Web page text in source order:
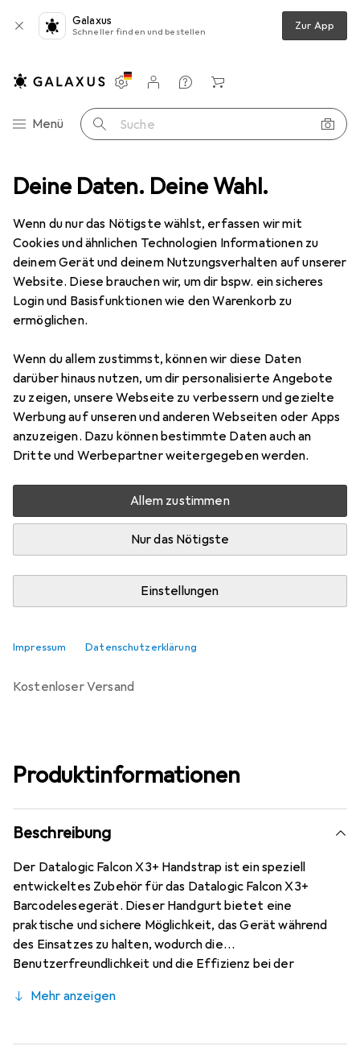
Deine Daten. Deine Wahl.
Wenn du nur das Nötigste wählst, erfassen wir mit
Cookies und ähnlichen Technologien Informationen zu
deinem Gerät und deinem Nutzungsverhalten auf unserer
Website. Diese brauchen wir, um dir bspw. ein sicheres
Login und Basisfunktionen wie den Warenkorb zu
ermöglichen.
Wenn du allem zustimmst, können wir diese Daten
darüber hinaus nutzen, um dir personalisierte Angebote
zu zeigen, unsere Webseite zu verbessern und gezielte
Werbung auf unseren und anderen Webseiten oder Apps
anzuzeigen. Dazu können bestimmte Daten auch an
Dritte und Werbepartner weitergegeben werden.
Allem zustimmen
Nur das Nötigste
Einstellungen
Impressum Datenschutzerklärung
Galaxus
Schneller finden und bestellen Zur App
Navigation nach Kategorien
Menü Suche
Einstellungen
Kundenkonto
Vergleichslisten
Merklisten
Warenkorb
Barcode Scanner Zubehör Datalogic Falcon X3+Handstrap
DatalogicFalcon X3+Handstrap
EUR
55,93
Bewertungen Marke
Mehr von Datalogic
Di, 11.8. geliefert
Lieferort angeben für genaue Lieferzeit
ICO Innovative Computer GmbHDE
In den Warenkorb
Vergleichen
kostenloser Versand
Produktinformationen
Beschreibung
Der Datalogic Falcon X3+ Handstrap ist ein speziell
entwickeltes Zubehör für das Datalogic Falcon X3+
Barcodelesegerät. Dieser Handgurt bietet eine
praktische und sichere Möglichkeit, das Gerät während
des Einsatzes zu halten, wodurch die
Benutzerfreundlichkeit und die Effizienz bei der
einem schlichten Schwarz gehalten und passt sich nahtlos
und sorgt dafür, dass das Gerät sicher in der Hand liegt,
Mehr anzeigen